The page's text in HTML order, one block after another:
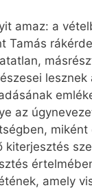
amaz: a
Tamás
az
amely